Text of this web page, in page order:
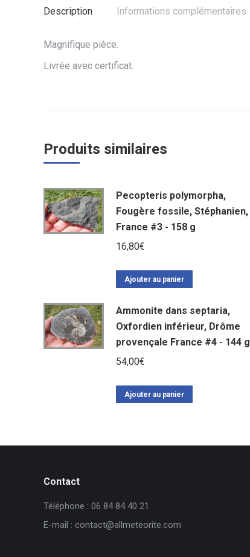
Description Informations complémentaires
Magnifique pièce.
Livrée avec certificat.
Produits similaires
Pecopteris polymorpha,
Fougère fossile, Stéphanien,
France #3 - 158 g
16,80€
Ajouter au panier
Ammonite dans septaria,
Oxfordien inférieur, Drôme
provençale France #4 - 144 g
54,00€
Ajouter au panier
Contact
Téléphone : 06 84 84 40 21
E-mail : contact@allmeteorite.com